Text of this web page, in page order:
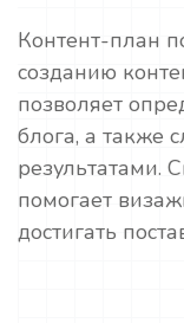
Контент-план
созданию
позволяет
блога, а также
результатами.
помогает
достигать